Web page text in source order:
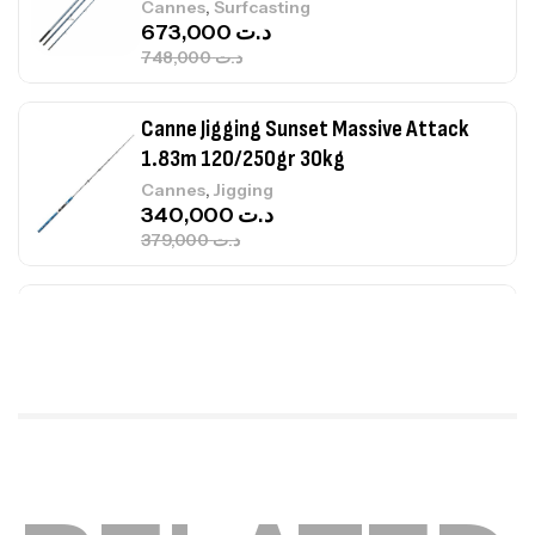
Cannes, Surfcasting
د.ت748,000
د.ت
Canne Jigging Sunset Massive Attack
1.83m 120/250gr 30kg
Cannes,Jigging
د.ت379,000
د.ت